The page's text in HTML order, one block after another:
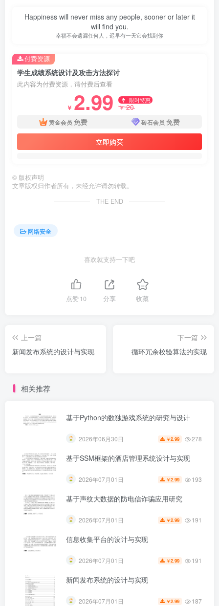
第3页 / 共44页
Happiness will never miss any people, sooner or later it
will find you.
幸福不会遗漏任何人，迟早有一天它会找到你
学生成绩系统设计及攻击方法探讨
此内容为付费资源，请付费后查看
￥ 2.99 限时特惠
￥20
黄金会员 免费 砖石会员 免费
立即购买
付费资源
© 版权声明
文章版权归作者所有，未经允许请勿转载。
THE END
网络安全
喜欢就支持一下吧
点赞10 分享 收藏
上一篇
新闻发布系统的设计与实现
下一篇
循环冗余校验算法的实现
相关推荐
基于Python的数独游戏系统的研究与设计
2026年06月30日 ￥2.99 278
基于SSM框架的酒店管理系统设计与实现
2026年07月01日 ￥2.99 193
基于声纹大数据的防电信诈骗应用研究
2026年07月01日 ￥2.99 191
信息收集平台的设计与实现
2026年07月01日 ￥2.99 191
新闻发布系统的设计与实现
2026年07月01日 ￥2.99 187